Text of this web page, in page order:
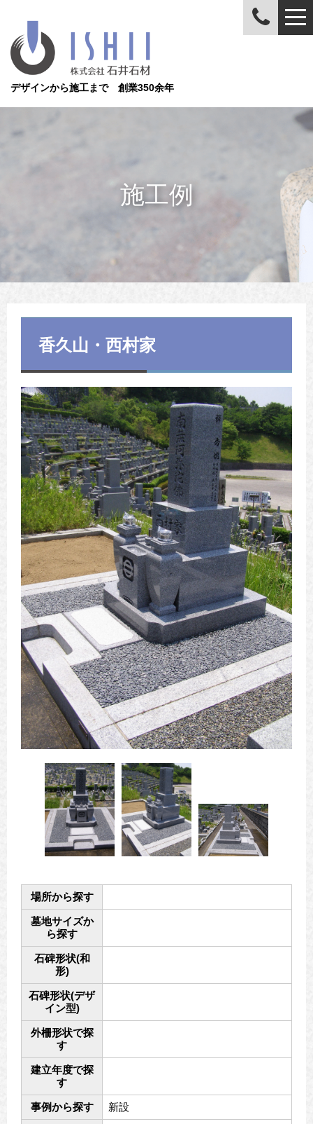
デザインから施工まで 創業350余年
施工例
香久山・西村家
場所から探す
墓地サイズか
ら探す
石碑形状(和
形)
石碑形状(デザ
イン型)
外柵形状で探
す
建立年度で探
す
事例から探す 新設